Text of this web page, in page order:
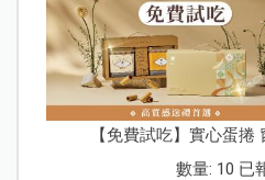
【免費試吃】實心蛋
數量: 10 已